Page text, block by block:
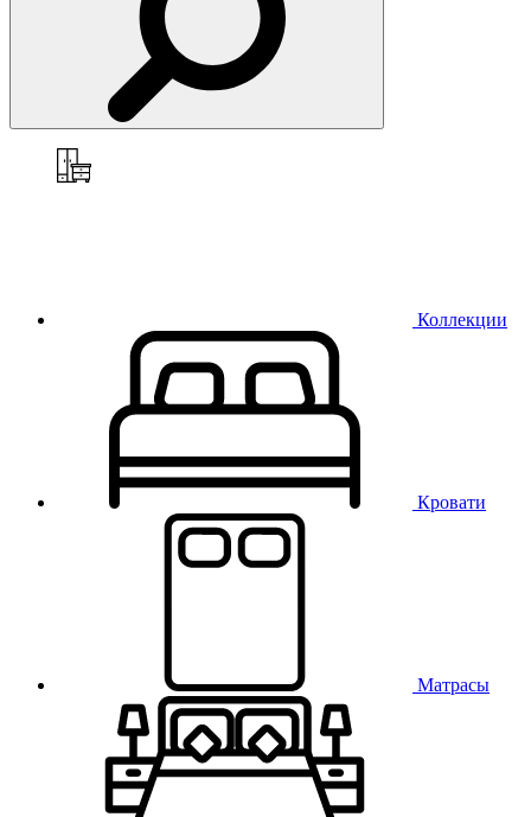
Коллекции
Кровати
Матрасы